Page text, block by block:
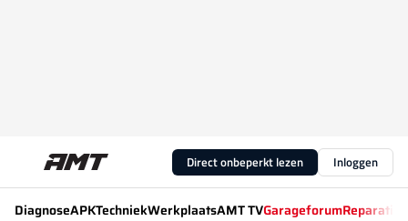
Direct onbeperkt lezen Inloggen
DiagnoseAPKTechniekWerkplaatsAMT TVGarageforum